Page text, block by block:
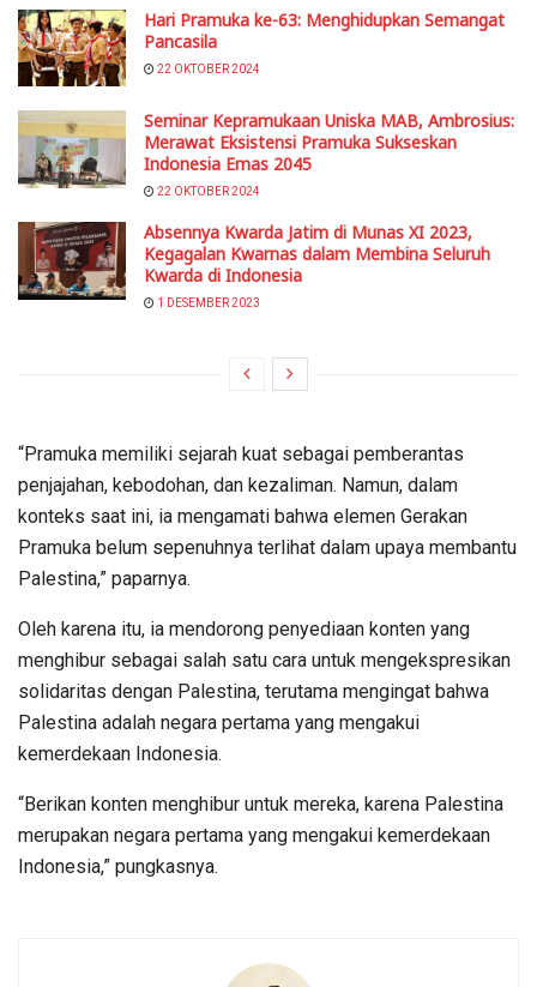
Hari Pramuka ke-63: Menghidupkan Semangat
Pancasila
22 OKTOBER 2024
Seminar Kepramukaan Uniska MAB, Ambrosius:
Merawat Eksistensi Pramuka Sukseskan
Indonesia Emas 2045
22 OKTOBER 2024
Absennya Kwarda Jatim di Munas XI 2023,
Kegagalan Kwarnas dalam Membina Seluruh
Kwarda di Indonesia
1 DESEMBER 2023
“Pramuka memiliki sejarah kuat sebagai pemberantas
penjajahan, kebodohan, dan kezaliman. Namun, dalam
konteks saat ini, ia mengamati bahwa elemen Gerakan
Pramuka belum sepenuhnya terlihat dalam upaya membantu
Palestina,” paparnya.
Oleh karena itu, ia mendorong penyediaan konten yang
menghibur sebagai salah satu cara untuk mengekspresikan
solidaritas dengan Palestina, terutama mengingat bahwa
Palestina adalah negara pertama yang mengakui
kemerdekaan Indonesia.
“Berikan konten menghibur untuk mereka, karena Palestina
merupakan negara pertama yang mengakui kemerdekaan
Indonesia,” pungkasnya.